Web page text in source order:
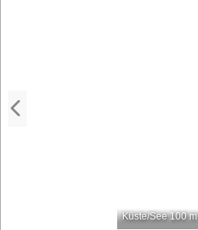
Küste/See 100 m